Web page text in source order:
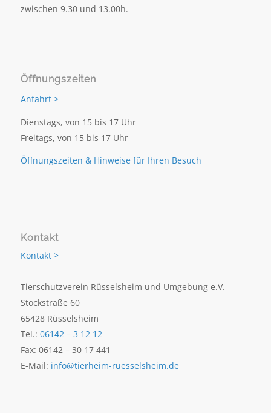
zwischen 9.30 und 13.00h.
Öffnungszeiten
Anfahrt >
Dienstags, von 15 bis 17 Uhr
Freitags, von 15 bis 17 Uhr
Öffnungszeiten & Hinweise für Ihren Besuch
Kontakt
Kontakt >
Tierschutzverein Rüsselsheim und Umgebung e.V.
Stockstraße 60
65428 Rüsselsheim
Tel.: 06142 – 3 12 12
Fax: 06142 – 30 17 441
E-Mail: info@tierheim-ruesselsheim.de